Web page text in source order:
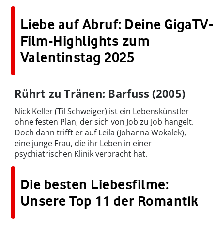
Liebe auf Abruf: Deine GigaTV-
Film-Highlights zum
Valentinstag 2025
Rührt zu Tränen: Barfuss (2005)
Nick Keller (Til Schweiger) ist ein Lebenskünstler
ohne festen Plan, der sich von Job zu Job hangelt.
Doch dann trifft er auf Leila (Johanna Wokalek),
eine junge Frau, die ihr Leben in einer
psychiatrischen Klinik verbracht hat.
Die besten Liebesfilme:
Unsere Top 11 der Romantik